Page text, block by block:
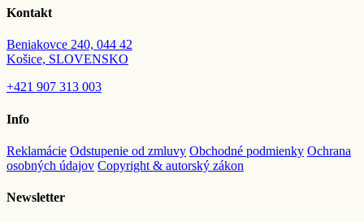
Kontakt
Beniakovce 240, 044 42
Košice, SLOVENSKO
+421 907 313 003
Info
Reklamácie Odstupenie od zmluvy Obchodné podmienky Ochrana
osobných údajov Copyright & autorský zákon
Newsletter